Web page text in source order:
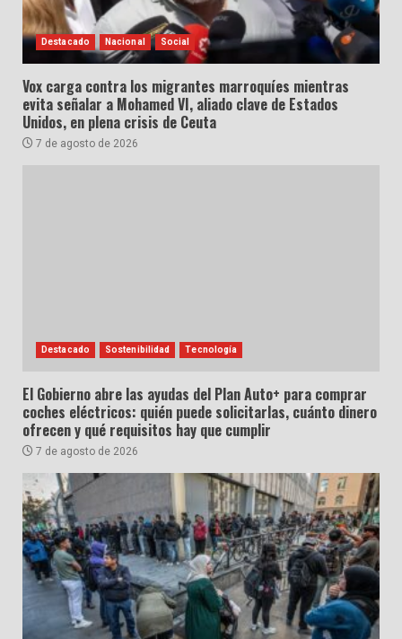
Destacado Nacional Social
Vox carga contra los migrantes marroquíes mientras
evita señalar a Mohamed VI, aliado clave de Estados
Unidos, en plena crisis de Ceuta
7 de agosto de 2026
Destacado Sostenibilidad Tecnología
El Gobierno abre las ayudas del Plan Auto+ para comprar
coches eléctricos: quién puede solicitarlas, cuánto dinero
ofrecen y qué requisitos hay que cumplir
7 de agosto de 2026